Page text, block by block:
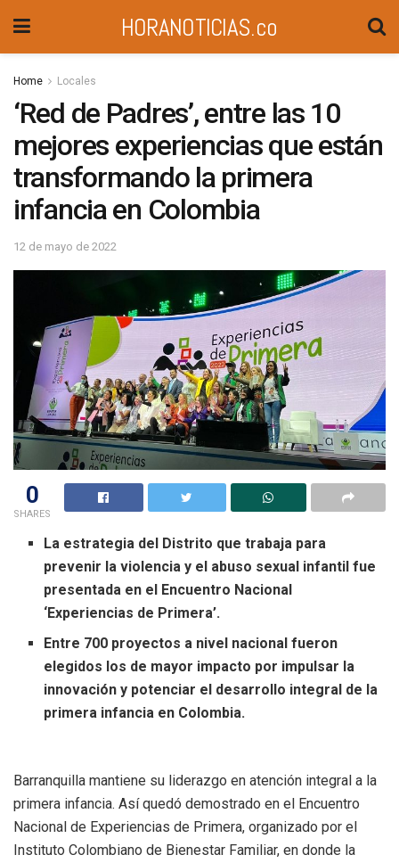
HORANOTICIAS.co
Home Locales
‘Red de Padres’, entre las 10
mejores experiencias que están
transformando la primera
infancia en Colombia
12 de mayo de 2022
0
SHARES
La estrategia del Distrito que trabaja para
prevenir la violencia y el abuso sexual infantil fue
presentada en el Encuentro Nacional
‘Experiencias de Primera’.
Entre 700 proyectos a nivel nacional fueron
elegidos los de mayor impacto por impulsar la
innovación y potenciar el desarrollo integral de la
primera infancia en Colombia.
Barranquilla mantiene su liderazgo en atención integral a la
primera infancia. Así quedó demostrado en el Encuentro
Nacional de Experiencias de Primera, organizado por el
Instituto Colombiano de Bienestar Familiar, en donde la